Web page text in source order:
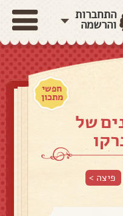
התחברות
והרשמה
חפשי
מתכון
של
פיצה >